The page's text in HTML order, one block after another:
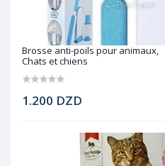
Brosse anti-poils pour animaux,
Chats et chiens
1.200 DZD